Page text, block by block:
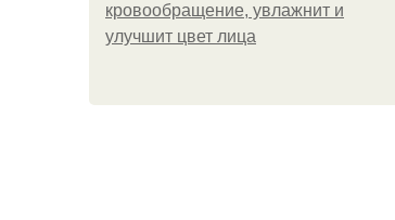
кровообращение, увлажнит и
улучшит цвет лица